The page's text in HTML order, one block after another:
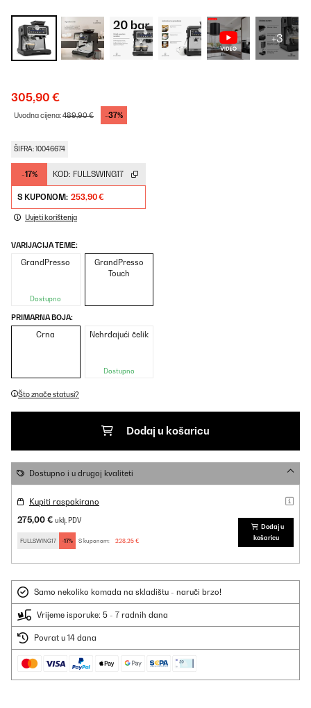
+3
305,90 €
Uvodna cijena:489,90 € -37%
ŠIFRA: 10046674
-17% KOD: FULLSWING17
S KUPONOM: 253,90 €
Uvjeti korištenja
VARIJACIJA TEME:
GrandPresso
Dostupno
GrandPresso
Touch
PRIMARNA BOJA:
Crna Nehrđajući čelik
Dostupno
Što znače statusi?
Dodaj u košaricu
Dostupno i u drugoj kvaliteti
Kupiti raspakirano
275,00 € uklj. PDV
FULLSWING17 -17% S kuponom: 228,25 €
Dodaj u
košaricu
Samo nekoliko komada na skladištu - naruči brzo!
Vrijeme isporuke: 5 - 7 radnih dana
Povrat u 14 dana